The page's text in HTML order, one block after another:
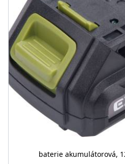
baterie akumulátorová,